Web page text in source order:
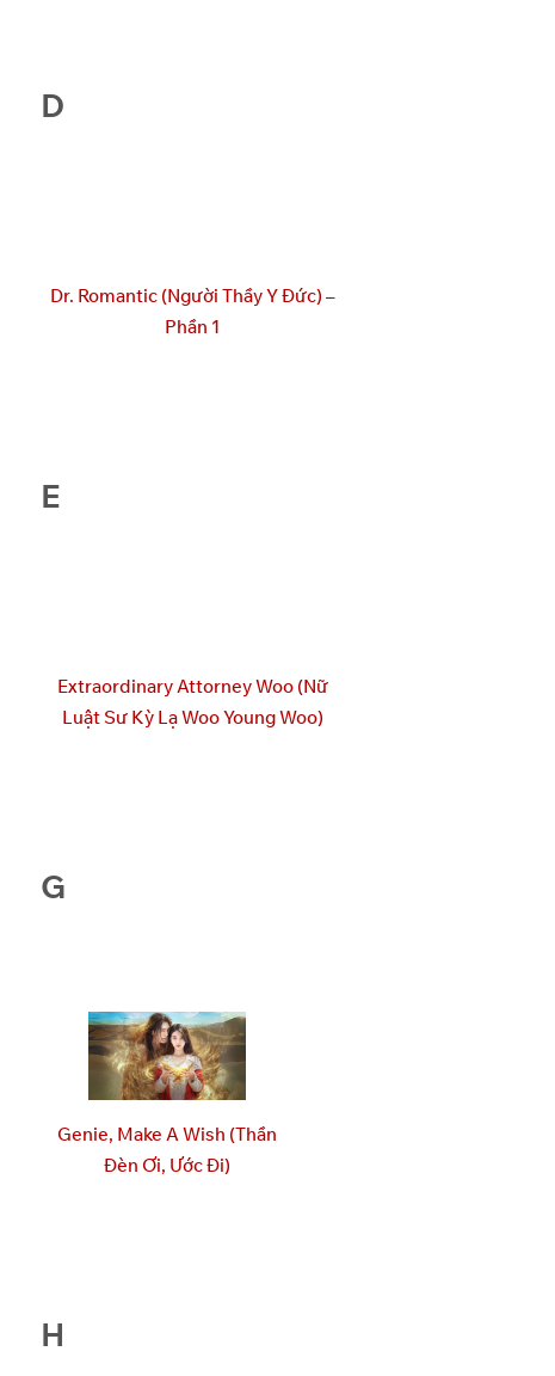
D
Dr. Romantic (Người Thầy Y Đức) –
Phần 1
E
Extraordinary Attorney Woo (Nữ
Luật Sư Kỳ Lạ Woo Young Woo)
G
Genie, Make A Wish (Thần
Đèn Ơi, Ước Đi)
H